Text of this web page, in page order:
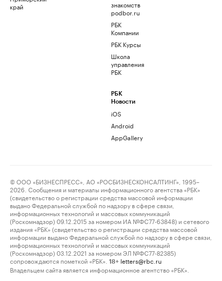
край
знакомств
podbor.ru
РБК
Компании
РБК Курсы
Школа
управления
РБК
РБК
Новости
iOS
Android
AppGallery
© ООО «БИЗНЕСПРЕСС», АО «РОСБИЗНЕСКОНСАЛТИНГ», 1995–
2026. Сообщения и материалы информационного агентства «РБК»
(свидетельство о регистрации средства массовой информации
выдано Федеральной службой по надзору в сфере связи,
информационных технологий и массовых коммуникаций
(Роскомнадзор) 09.12.2015 за номером ИА №ФС77-63848) и сетевого
издания «РБК» (свидетельство о регистрации средства массовой
информации выдано Федеральной службой по надзору в сфере связи,
информационных технологий и массовых коммуникаций
(Роскомнадзор) 03.12.2021 за номером ЭЛ №ФС77-82385)
сопровождаются пометкой «РБК».
18+ letters@rbc.ru
Владельцем сайта является информационное агентство «РБК».